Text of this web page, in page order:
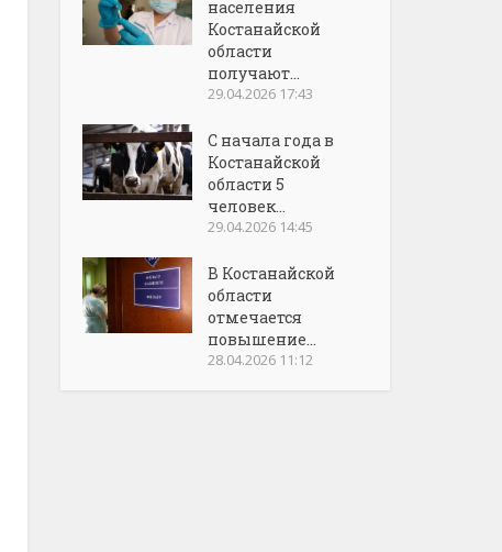
населения
Костанайской
области
получают...
29.04.2026 17:43
С начала года в
Костанайской
области 5
человек...
29.04.2026 14:45
В Костанайской
области
отмечается
повышение...
28.04.2026 11:12